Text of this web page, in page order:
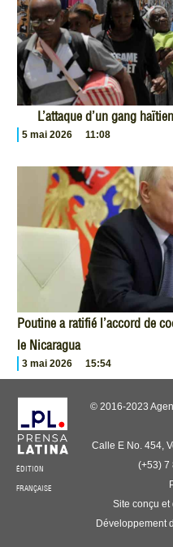
L’attaque d’un gang
5 mai 2026 11:08
Poutine a ratifié l’accord de
le Nicaragua
3 mai 2026 15:54
ÉDITION
FRANÇAISE
© 2016-2023
Calle E No. 454,
(+53) 7
Site conçu
Développement